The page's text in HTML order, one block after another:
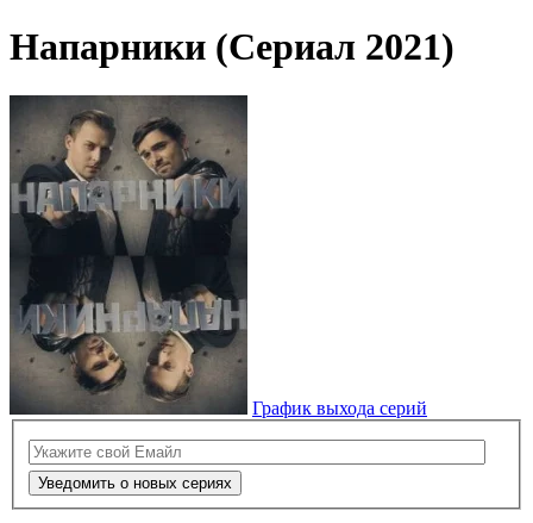
Напарники (Сериал 2021)
График выхода серий
Уведомить о новых сериях